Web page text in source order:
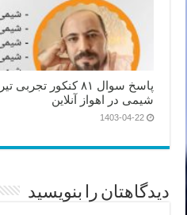
شیمی در اهواز آنلاین
1403-04-22
دیدگاهتان را بنویسید